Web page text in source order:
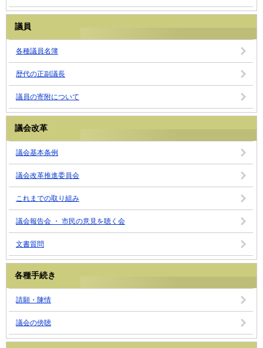
議員
各種議員名簿
歴代の正副議長
議員の寄附について
議会改革
議会基本条例
議会改革推進委員会
これまでの取り組み
議会報告会 ・ 市民の意見を聴く会
文書質問
各種手続き
請願・陳情
議会の傍聴